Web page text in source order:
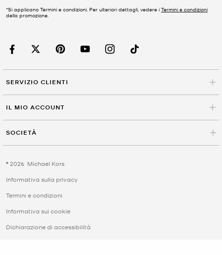
*Si applicano Termini e condizioni. Per ulteriori dettagli, vedere i Termini e condizioni
della promozione.
SERVIZIO CLIENTI
IL MIO ACCOUNT
SOCIETÀ
©2026 Michael Kors
Informativa sulla privacy
Termini e condizioni
Informativa sui cookie
Dichiarazione di accessibilità